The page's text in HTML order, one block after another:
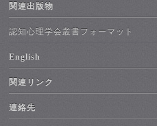
関連出版物
認知心理学会叢書フォーマット
English
関連リンク
連絡先